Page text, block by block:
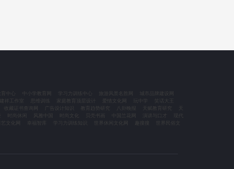
育中心 中小学教育网 学习力训练中心 旅游风景名胜网
城市品牌建设网
建祥工作室 思维训练 家庭教育顶层设计 爱情文化网 玩中学
笑话大王
收藏证书查询网 广告设计知识 教育趋势研究 八卦晚报 天赋教育研究
天
时尚休闲 风雅中国 时尚文化 贝壳书画 中国兰花网 演讲与口才
现代
艺文化网 幸福智库 学习力训练知识 世界休闲文化网 趣搜搜
世界民俗文